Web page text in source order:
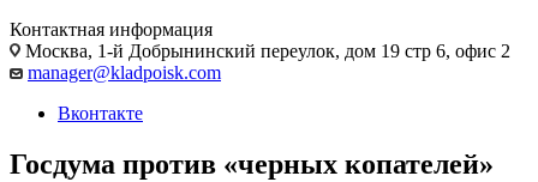
Контактная информация
Москва, 1-й Добрынинский переулок, дом 19 стр 6, офис 2
manager@kladpoisk.com
Вконтакте
Госдума против «черных копателей»